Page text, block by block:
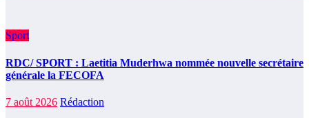
Sport
RDC/ SPORT : Laetitia Muderhwa nommée nouvelle secrétaire
générale la FECOFA
7 août 2026 Rédaction